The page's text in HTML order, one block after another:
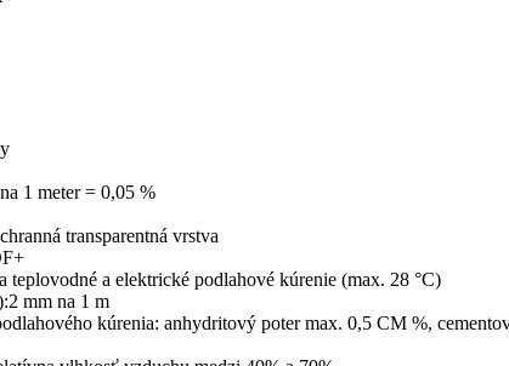
1 meter = 0,05 %
transparentná vrstva
teplovodné a elektrické podlahové kúrenie (max. 28 °C)
mm na 1 m
kúrenia: anhydritový poter max. 0,5 CM %,